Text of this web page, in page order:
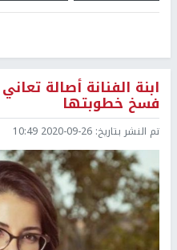
ابنة الفنانة أصالة
فسخ خطوبتها
تم النشر بتاريخ: 2020-09-26 10:49